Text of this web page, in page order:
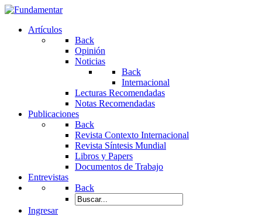
Artículos
Back
Opinión
Noticias
Back
Internacional
Lecturas Recomendadas
Notas Recomendadas
Publicaciones
Back
Revista Contexto Internacional
Revista Síntesis Mundial
Libros y Papers
Documentos de Trabajo
Entrevistas
Back
Ingresar